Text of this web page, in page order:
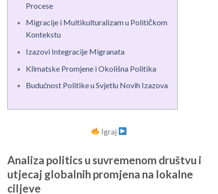
Procese
Migracije i Multikulturalizam u Političkom
Kontekstu
Izazovi Integracije Migranata
Klimatske Promjene i Okolišna Politika
Budućnost Politike u Svjetlu Novih Izazova
Igraj
Analiza politics u suvremenom društvu i
utjecaj globalnih promjena na lokalne
ciljeve